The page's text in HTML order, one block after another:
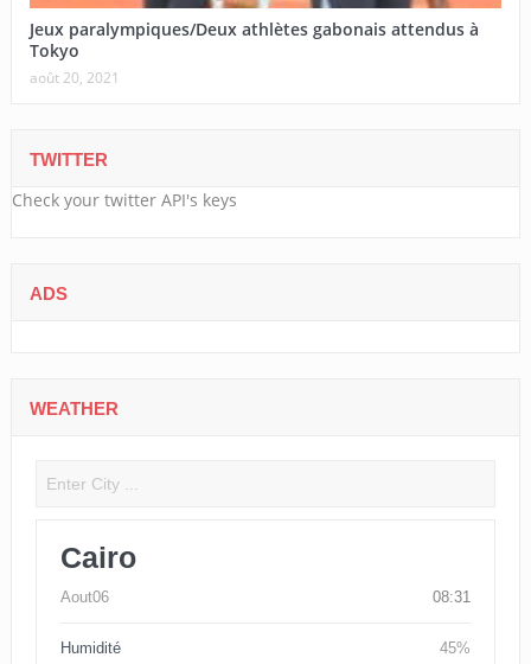
Jeux paralympiques/Deux athlètes gabonais attendus à
Tokyo
août 20, 2021
TWITTER
Check your twitter API's keys
ADS
WEATHER
Cairo
Aout06 08:31
Humidité
45%